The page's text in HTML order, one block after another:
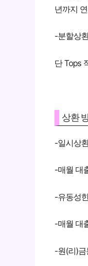
년까지
-분할상
단 Tops
상환
-일시상
-매월 대
-유동성
-매월 대
-원(리)